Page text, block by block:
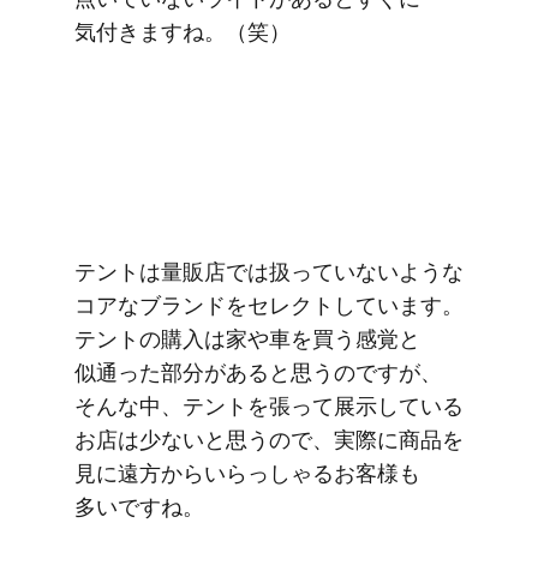
気付きますね。​（笑）
テントは​量販店では​扱っていないような​
コアな​ブランドを​セレクトしています。​
テントの​購入は​家や車を​買う​感覚と​
似通った​部分が​あると​思うのですが、​
そんな​中、​テントを​張って​展示している​
お店は​少ないと​思うので、​実際に​商品を​
見に​遠方から​いらっしゃる​お客様も​
多いですね。